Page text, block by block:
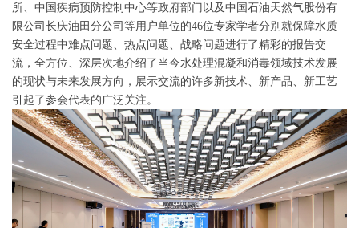
所、中国疾病预防控制中心等政府部门以及中国石油天然气股份有
限公司长庆油田分公司等用户单位的46位专家学者分别就保障水质
安全过程中难点问题、热点问题、战略问题进行了精彩的报告交
流，全方位、深层次地介绍了当今水处理混凝和消毒领域技术发展
的现状与未来发展方向，展示交流的许多新技术、新产品、新工艺
引起了参会代表的广泛关注。